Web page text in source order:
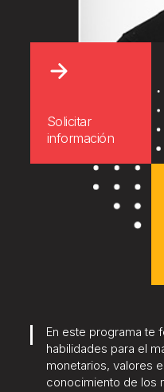
Solicitar
información
En este programa te
habilidades para el
monetarios, valores
conocimiento de los